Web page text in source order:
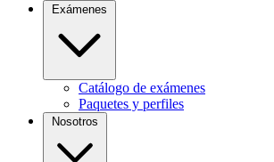
Catálogo de exámenes
Paquetes y perfiles